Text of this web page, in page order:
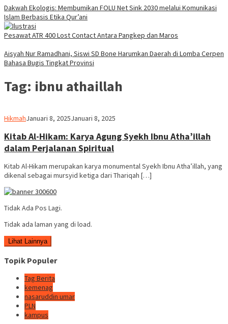
Dakwah Ekologis: Membumikan FOLU Net Sink 2030 melalui Komunikasi
Islam Berbasis Etika Qur’ani
Pesawat ATR 400 Lost Contact Antara Pangkep dan Maros
Aisyah Nur Ramadhani, Siswi SD Bone Harumkan Daerah di Lomba Cerpen
Bahasa Bugis Tingkat Provinsi
Tag: ibnu athaillah
Hikmahadmin
Januari 8, 2025Januari 8, 2025
Kitab Al-Hikam: Karya Agung Syekh Ibnu Atha’illah
dalam Perjalanan Spiritual
Kitab Al-Hikam merupakan karya monumental Syekh Ibnu Atha’illah, yang
dikenal sebagai mursyid ketiga dari Thariqah […]
Tidak Ada Pos Lagi.
Tidak ada laman yang di load.
Lihat Lainnya
Topik Populer
Tag Berita
kemenag
nasaruddin umar
PLN
kampus